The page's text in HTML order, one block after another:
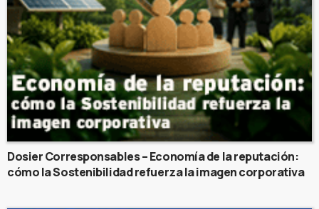
Dosier Corresponsables – Economía de la reputación:
cómo la Sostenibilidad refuerza la imagen corporativa